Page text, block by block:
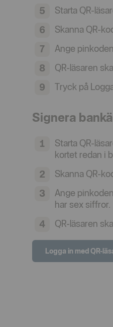
Starta QR-
Skanna QR-
Ange
QR-läsaren
Tryck på
Signera
Starta QR-
kortet redan i
Skanna QR-
Ange
har sex siffror.
QR-läsaren
Logga in med QR-